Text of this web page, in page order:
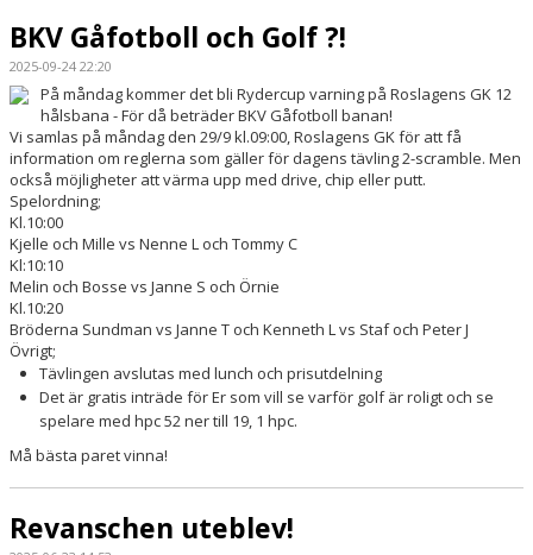
BKV Gåfotboll och Golf ?!
2025-09-24 22:20
På måndag kommer det bli Rydercup varning på Roslagens GK 12
hålsbana - För då beträder BKV Gåfotboll banan!
Vi samlas på måndag den 29/9 kl.09:00, Roslagens GK för att få
information om reglerna som gäller för dagens tävling 2-scramble. Men
också möjligheter att värma upp med drive, chip eller putt.
Spelordning;
Kl.10:00
Kjelle och Mille vs Nenne L och Tommy C
Kl:10:10
Melin och Bosse vs Janne S och Örnie
Kl.10:20
Bröderna Sundman vs Janne T och Kenneth L vs Staf och Peter J
Övrigt;
Tävlingen avslutas med lunch och prisutdelning
Det är gratis inträde för Er som vill se varför golf är roligt och se
spelare med hpc 52 ner till 19, 1 hpc.
Må bästa paret vinna!
Revanschen uteblev!